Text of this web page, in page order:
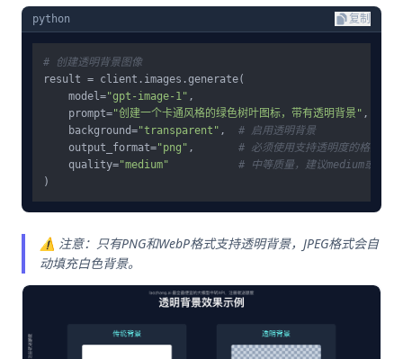
python 复制
# 创建透明背景图像
result = client.images.generate(
    model=
"gpt-image-1" ,
    prompt=
"创建一个卡通风格的绿色树叶图标，带有透明背景" ,
    background=
"transparent" , # 启用透明背景
    output_format=
"png" , # 必须使用支持透明度的格式
    quality=
"medium"
# 中等质量，建议medium或high
⚠️ 注意：只有PNG和WebP格式支持透明背景，JPEG格式会自
动填充白色背景。